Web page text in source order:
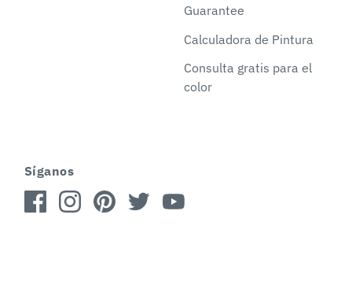
Guarantee
Calculadora de Pintura
Consulta gratis para el
color
Síganos